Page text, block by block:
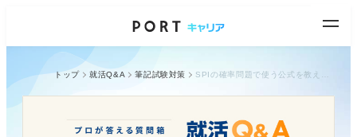
トップ 就活Q&A 筆記試験対策